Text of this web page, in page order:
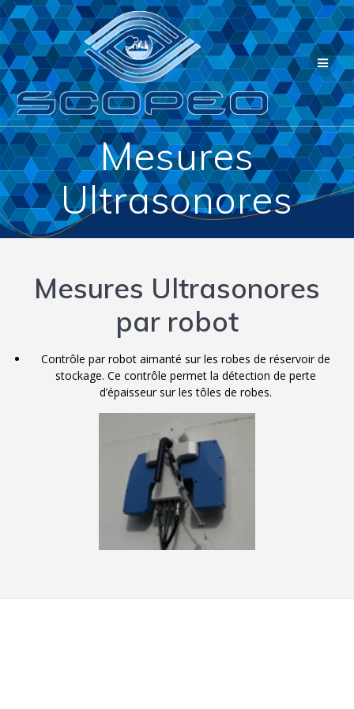
Passer
au
contenu
Mesures
Ultrasonores
Mesures Ultrasonores
par robot
Contrôle par robot aimanté sur les robes de réservoir de
stockage. Ce contrôle permet la détection de perte
d’épaisseur sur les tôles de robes.